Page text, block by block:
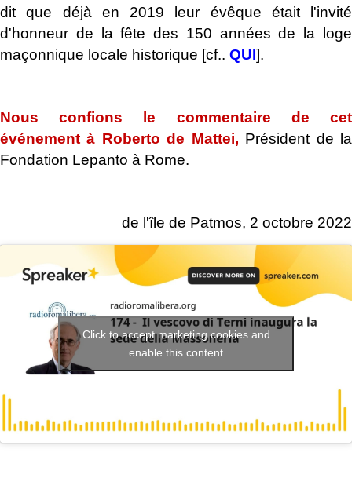
dit que déjà en 2019 leur évêque était l'invité
d'honneur de la fête des 150 années de la loge
maçonnique locale historique [cf.. QUI].
Nous confions le commentaire de cet
événement à Roberto de Mattei, Président de la
Fondation Lepanto à Rome.
de l'île de Patmos, 2 octobre 2022
Click to accept marketing cookies and
enable this content